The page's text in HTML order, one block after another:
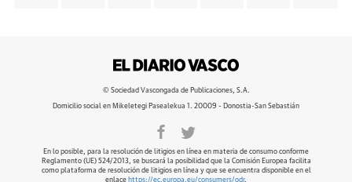
© Sociedad Vascongada de Publicaciones, S.A.
Domicilio social en Mikeletegi Pasealekua 1. 20009 - Donostia-San Sebastián
En lo posible, para la resolución de litigios en línea en materia de consumo conforme
Reglamento (UE) 524/2013, se buscará la posibilidad que la Comisión Europea facilita
como plataforma de resolución de litigios en línea y que se encuentra disponible en el
enlace https://ec.europa.eu/consumers/odr.